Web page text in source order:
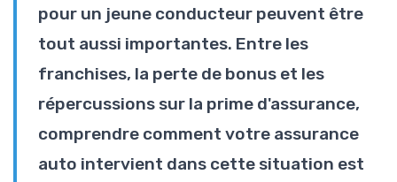
pour un jeune conducteur peuvent être
tout aussi importantes. Entre les
franchises, la perte de bonus et les
répercussions sur la prime d'assurance,
comprendre comment votre assurance
auto intervient dans cette situation est